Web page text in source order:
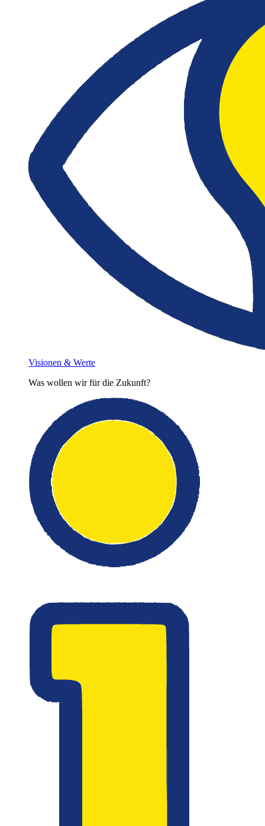
Visionen & Werte
Was wollen wir für die Zukunft?